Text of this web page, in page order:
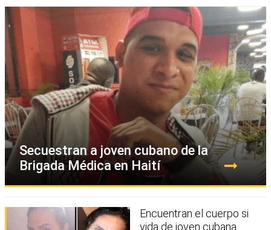
Secuestran a joven cubano de la
Brigada Médica en Haití
Encuentran el cuerpo si
vida de joven cubana